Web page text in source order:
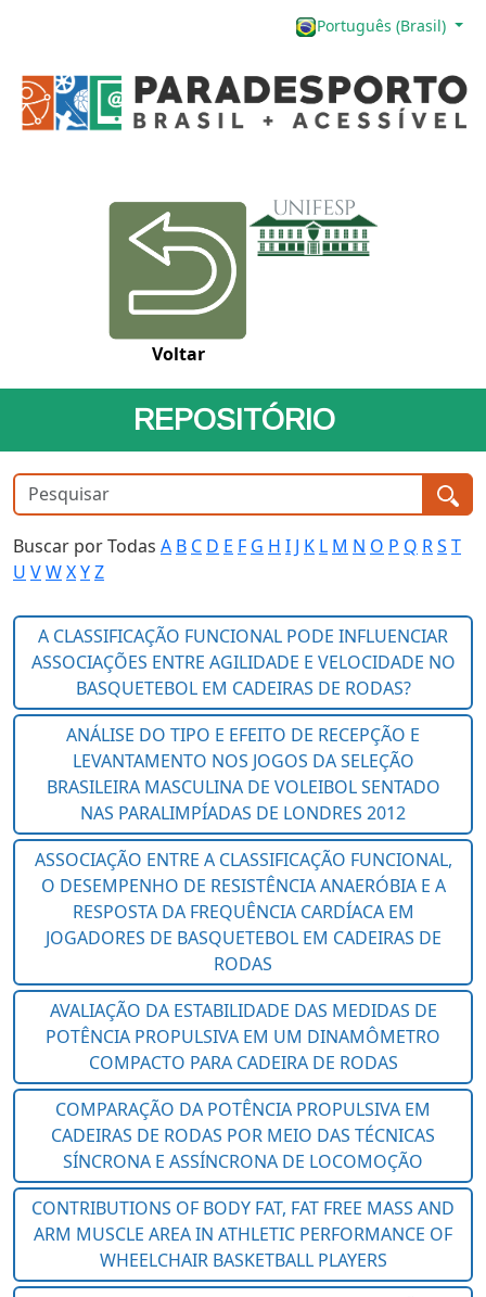
Português (Brasil)
Voltar
REPOSITÓRIO
Buscar por Todas A B C D E F G H I J K L M N O P Q RS T
U VWXYZ